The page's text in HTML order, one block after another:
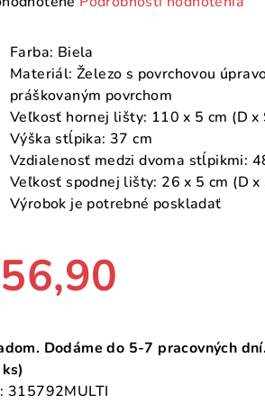
Farba: Biela
Materiál: Železo s povrchovou
práškovaným povrchom
Veľkosť hornej lišty: 110 x 5 cm (D x
Výška stĺpika: 37 cm
Vzdialenosť medzi dvoma stĺpikmi:
Veľkosť spodnej lišty: 26 x 5 cm (D x
Výrobok je potrebné poskladať
Dodáme do 5-7 pracovných
315792MULTI